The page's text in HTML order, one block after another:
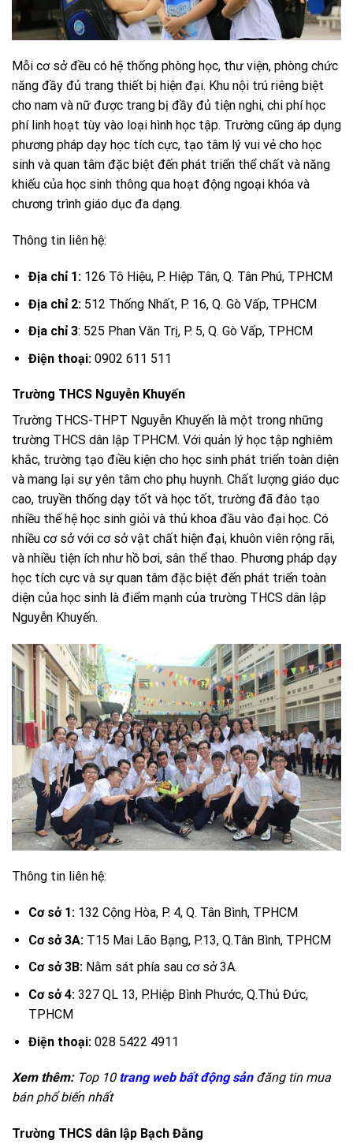
Mỗi cơ sở đều có hệ thống phòng học, thư viện, phòng chức
năng đầy đủ trang thiết bị hiện đại. Khu nội trú riêng biệt
cho nam và nữ được trang bị đầy đủ tiện nghi, chi phí học
phí linh hoạt tùy vào loại hình học tập. Trường cũng áp dụng
phương pháp dạy học tích cực, tạo tâm lý vui vẻ cho học
sinh và quan tâm đặc biệt đến phát triển thể chất và năng
khiếu của học sinh thông qua hoạt động ngoại khóa và
chương trình giáo dục đa dạng.
Thông tin liên hệ:
Địa chỉ 1:126 Tô Hiệu, P. Hiệp Tân, Q. Tân Phú, TPHCM
Địa chỉ 2:512 Thống Nhất, P. 16, Q. Gò Vấp, TPHCM
Địa chỉ 3: 525 Phan Văn Trị, P. 5, Q. Gò Vấp, TPHCM
Điện thoại:0902 611 511
Trường THCS Nguyễn Khuyến
Trường THCS-THPT Nguyễn Khuyến là một trong những
trường THCS dân lập TPHCM. Với quản lý học tập nghiêm
khắc, trường tạo điều kiện cho học sinh phát triển toàn diện
và mang lại sự yên tâm cho phụ huynh. Chất lượng giáo dục
cao, truyền thống dạy tốt và học tốt, trường đã đào tạo
nhiều thế hệ học sinh giỏi và thủ khoa đầu vào đại học. Có
nhiều cơ sở với cơ sở vật chất hiện đại, khuôn viên rộng rãi,
và nhiều tiện ích như hồ bơi, sân thể thao. Phương pháp dạy
học tích cực và sự quan tâm đặc biệt đến phát triển toàn
diện của học sinh là điểm mạnh của trường THCS dân lập
Nguyễn Khuyến.
Thông tin liên hệ:
Cơ sở 1:132 Cộng Hòa, P. 4, Q. Tân Bình, TPHCM
Cơ sở 3A:T15 Mai Lão Bạng, P.13, Q.Tân Bình, TPHCM
Cơ sở 3B:Nằm sát phía sau cơ sở 3A.
Cơ sở 4:327 QL 13, P.Hiệp Bình Phước, Q.Thủ Đức,
TPHCM
Điện thoại:028 5422 4911
Xem thêm: Top 10 trang web bất động sản đăng tin mua
bán phổ biến nhất
Trường THCS dân lập Bạch Đằng